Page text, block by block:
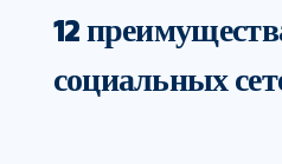
12
социальных